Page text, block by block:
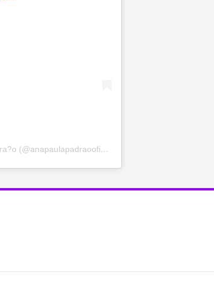
Uma publicação compartilhada por Ana Paula Padra?o (@anapaulapadraooficial)